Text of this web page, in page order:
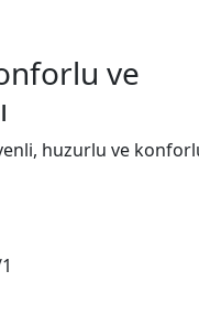
ve
huzurlu ve